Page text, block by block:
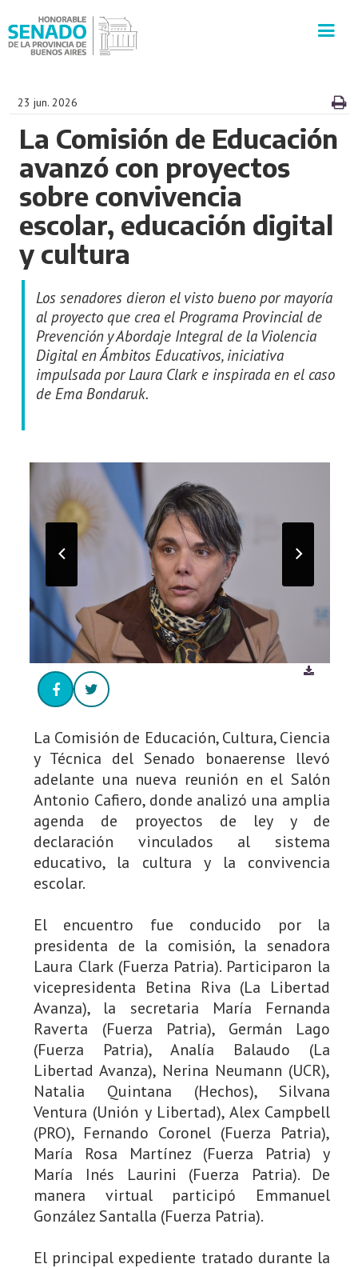
SECRETARÍAS
PRENSA
CULTURA
CONTACTO
23 jun. 2026
La Comisión de Educación
avanzó con proyectos
sobre convivencia
escolar, educación digital
y cultura
Los senadores dieron el visto bueno por mayoría
al proyecto que crea el Programa Provincial de
Prevención y Abordaje Integral de la Violencia
Digital en Ámbitos Educativos, iniciativa
impulsada por Laura Clark e inspirada en el caso
de Ema Bondaruk.
La Comisión de Educación, Cultura, Ciencia
y Técnica del Senado bonaerense llevó
adelante una nueva reunión en el Salón
Antonio Cafiero, donde analizó una amplia
agenda de proyectos de ley y de
declaración vinculados al sistema
educativo, la cultura y la convivencia
escolar.
El encuentro fue conducido por la
presidenta de la comisión, la senadora
Laura Clark (Fuerza Patria). Participaron la
vicepresidenta Betina Riva (La Libertad
Avanza), la secretaria María Fernanda
Raverta (Fuerza Patria), Germán Lago
(Fuerza Patria), Analía Balaudo (La
Libertad Avanza), Nerina Neumann (UCR),
Natalia Quintana (Hechos), Silvana
Ventura (Unión y Libertad), Alex Campbell
(PRO), Fernando Coronel (Fuerza Patria),
María Rosa Martínez (Fuerza Patria) y
María Inés Laurini (Fuerza Patria). De
manera virtual participó Emmanuel
González Santalla (Fuerza Patria).
El principal expediente tratado durante la